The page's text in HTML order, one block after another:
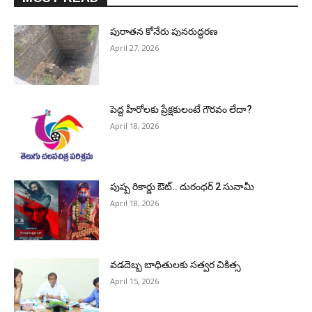
పురాత‌న కోనేరు పున‌రుద్ధ‌ర‌ణ
April 27, 2026
పెద్ద హీరోల‌కు ప్రేక్ష‌కులంటే గౌర‌వం లేదా?
April 18, 2026
పుష్ప రికార్డు ఔట్‌.. దురంధ‌ర్ 2 సునామీ
April 18, 2026
వడదెబ్బ బాధితులకు సత్వర చికిత్స
April 15, 2026